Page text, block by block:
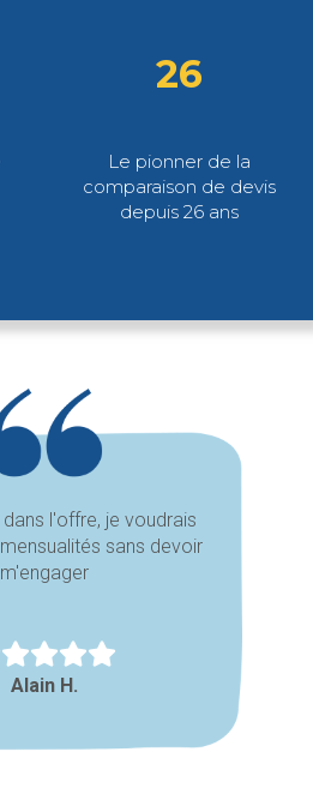
26
Le pionner de la
comparaison de devis
depuis 26 ans
dans l'offre, je voudrais
sans devoir
m'engager
Alain H.